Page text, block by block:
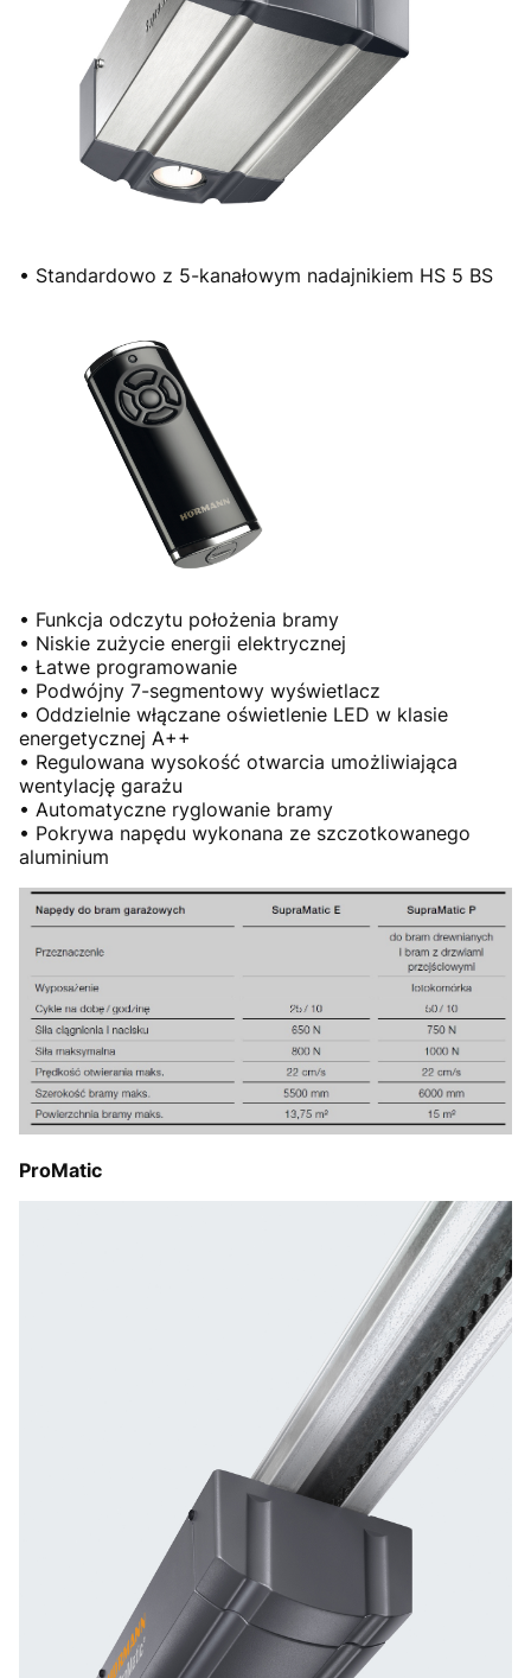
• Standardowo z 5-kanałowym nadajnikiem HS 5 BS
• Funkcja odczytu położenia bramy
• Niskie zużycie energii elektrycznej
• Łatwe programowanie
• Podwójny 7-segmentowy wyświetlacz
• Oddzielnie włączane oświetlenie LED w klasie
energetycznej A++
• Regulowana wysokość otwarcia umożliwiająca
wentylację garażu
• Automatyczne ryglowanie bramy
• Pokrywa napędu wykonana ze szczotkowanego
aluminium
ProMatic